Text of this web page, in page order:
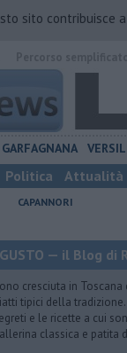
sito contribuisce
GARFAGNANA
Politica Attualità
CAPANNORI
GUSTO — il Blog di
cresciuta in
tipici della
e le ricette a cui
classica e patita